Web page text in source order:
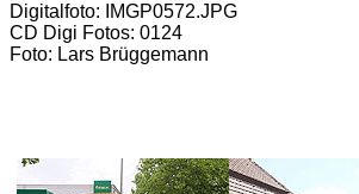
Digitalfoto: IMGP0572.JPG
CD Digi Fotos: 0124
Foto: Lars Brüggemann